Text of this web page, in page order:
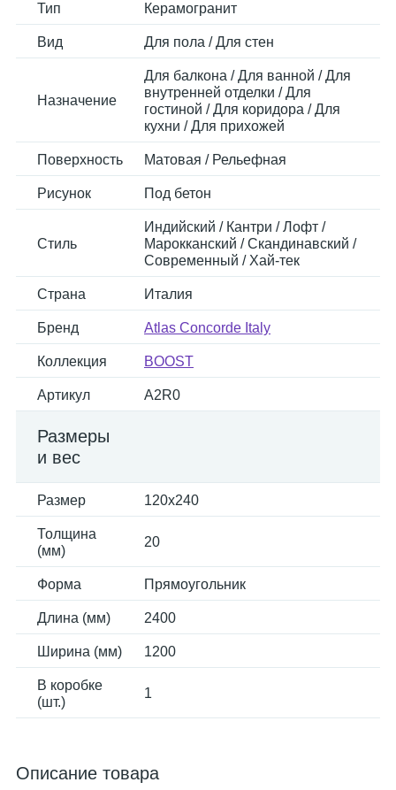
Тип Керамогранит
Вид Для пола / Для стен
Назначение
Для балкона / Для ванной / Для
внутренней отделки / Для
гостиной / Для коридора / Для
кухни / Для прихожей
Поверхность Матовая / Рельефная
Рисунок Под бетон
Стиль
Индийский / Кантри / Лофт /
Марокканский / Скандинавский /
Современный / Хай-тек
Страна Италия
Бренд Atlas Concorde Italy
Коллекция BOOST
Артикул A2R0
Размеры
и вес
Размер 120x240
Толщина
(мм)
20
Форма Прямоугольник
Длина (мм) 2400
Ширина (мм) 1200
В коробке
(шт.)
1
Описание товара